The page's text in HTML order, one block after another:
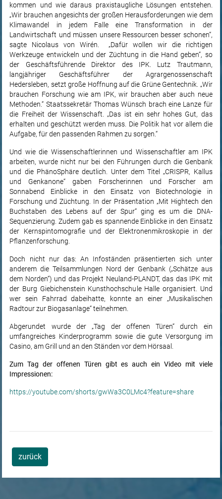
kommen und wie daraus praxistaugliche Lösungen entstehen.
„Wir brauchen angesichts der großen Herausforderungen wie dem
Klimawandel in jedem Falle eine Transformation in der
Landwirtschaft und müssen unsere Ressourcen besser schonen“,
sagte Nicolaus von Wirén. „Dafür wollen wir die richtigen
Werkzeuge entwickeln und der Züchtung in die Hand geben“, so
der Geschäftsführende Direktor des IPK. Lutz Trautmann,
langjähriger Geschäftsführer der Agrargenossenschaft
Hedersleben, setzt große Hoffnung auf die Grüne Gentechnik. „Wir
brauchen Forschung wie am IPK, wir brauchen aber auch neue
Methoden.“ Staatssekretär Thomas Wünsch brach eine Lanze für
die Freiheit der Wissenschaft. „Das ist ein sehr hohes Gut, das
erhalten und geschützt werden muss. Die Politik hat vor allem die
Aufgabe, für den passenden Rahmen zu sorgen.“
Und wie die Wissenschaftlerinnen und Wissenschaftler am IPK
arbeiten, wurde nicht nur bei den Führungen durch die Genbank
und die PhänoSphäre deutlich. Unter dem Titel „CRISPR, Kallus
und Genkanone“ gaben Forscherinnen und Forscher am
Sonnabend Einblicke in den Einsatz von Biotechnologie in
Forschung und Züchtung. In der Präsentation „Mit Hightech den
Buchstaben des Lebens auf der Spur“ ging es um die DNA-
Sequenzierung. Zudem gab es spannende Einblicke in den Einsatz
der Kernspintomografie und der Elektronenmikroskopie in der
Pflanzenforschung.
Doch nicht nur das: An Infoständen präsentierten sich unter
anderem die Teilsammlungen Nord der Genbank („Schätze aus
dem Norden“) und das Projekt Neuland-PLANDT, das das IPK mit
der Burg Giebichenstein Kunsthochschule Halle organisiert. Und
wer sein Fahrrad dabeihatte, konnte an einer „Musikalischen
Radtour zur Biogasanlage“ teilnehmen.
Abgerundet wurde der „Tag der offenen Türen“ durch ein
umfangreiches Kinderprogramm sowie die gute Versorgung im
Casino, am Grill und an den Ständen vor dem Hörsaal.
Zum Tag der offenen Türen gibt es auch ein Video mit viele
Impressionen:
https://youtube.com/shorts/gwWa3C0LMc4?feature=share
zurück